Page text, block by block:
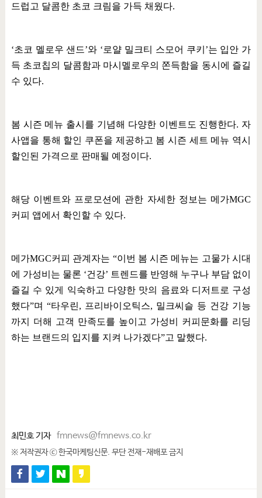
드럽고 달콤한 초코 크림을 가득 채웠다.
‘초코 멜로우 샌드’와 ‘로얄 밀크티 스모어 쿠키 ’는 입안 가
득 초코칩의 달콤함과 마시멜로우의 쫀득함을 동시에 즐길
수 있다.
봄 시즌 메뉴 출시를 기념해 다양한 이벤트도 진행한다. 자
사앱을 통해 할인 쿠폰을 제공하고 봄 시즌 세트 메뉴 역시
할인된 가격으로 판매될 예정이다.
해당 이벤트와 프로모션에 관한 자세한 정보는 메가MGC
커피 앱에서 확인할 수 있다.
메가MGC커피 관계자는 “이번 봄 시즌 메뉴는 고물가 시대
에 가성비는 물론 ‘건강’ 트렌드를 반영해 누구나 부담 없이
즐길 수 있게 익숙하고 다양한 맛의 음료와 디저트로 구성
했다”며 “타우린, 프리바이오틱스, 밀크씨슬 등 건강 기능
까지 더해 고객 만족도를 높이고 가성비 커피문화를 리딩
하는 브랜드의 입지를 지켜 나가겠다”고 말했다.
최민호 기자 fmnews@fmnews.co.kr
※ 저작권자 ⓒ 한국마케팅신문. 무단 전재-재배포 금지